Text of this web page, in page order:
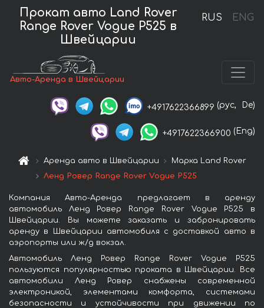
RUS ENG
Прокат авто Land Rover
Range Rover Vogue P525 в
Швейцарии
Авто-Аренда в Швейцарии
+4917622366899 (рус, De)
+4917622366900 (Eng)
Аренда авто в Швейцарии
Марка Land Rover
Ленд Ровер Range Rover Vogue P525
Компания Авто-Аренда предлагает в аренду
автомобиль Ленд Ровер Range Rover Vogue P525 в
Швейцарии. Вы можете заказать и забронировать
аренду в Швейцарии автомобиля с доставкой авто в
аэропорты или ж/д вокзал.
Автомобиль Ленд Ровер Range Rover Vogue P525
пользуются популярностью проката в Швейцарии. Все
автомобили Ленд Ровер снабжены современной
электроникой, элементами комфорта, системами
безопасности и устойчивости при движении по